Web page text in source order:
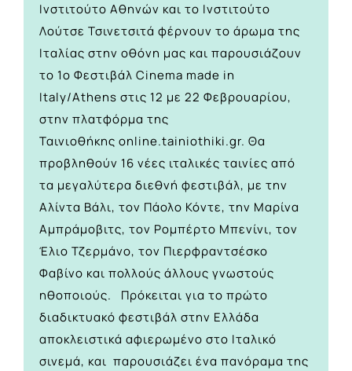
Ινστιτούτο Αθηνών και το Ινστιτούτο
Λούτσε Τσινετσιτά φέρνουν το άρωμα της
Ιταλίας στην οθόνη μας και παρουσιάζουν
το 1ο Φεστιβάλ Cinema made in
Italy/Athens στις 12 με 22 Φεβρουαρίου,
στην πλατφόρμα της
Ταινιοθήκης online.tainiothiki.gr. Θα
προβληθούν 16 νέες ιταλικές ταινίες από
τα μεγαλύτερα διεθνή φεστιβάλ, με την
Αλίντα Βάλι, τον Πάολο Κόντε, την Μαρίνα
Αμπράμοβιτς, τον Ρομπέρτο Μπενίνι, τον
Έλιο Τζερμάνο, τον Πιερφραντσέσκο
Φαβίνο και πολλούς άλλους γνωστούς
ηθοποιούς. Πρόκειται για το πρώτο
διαδικτυακό φεστιβάλ στην Ελλάδα
αποκλειστικά αφιερωμένο στο Ιταλικό
σινεμά, και παρουσιάζει ένα πανόραμα της